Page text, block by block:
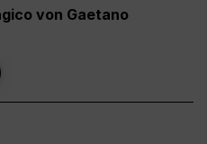
von Gaetano